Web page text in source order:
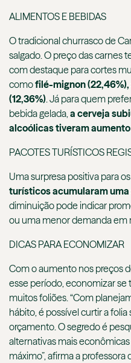
ALIMENTOS E BEBIDAS
O tradicional churrasco de
salgado. O preço das carnes
com destaque para cortes
comofilé-mignon
(12,36%). Já para quem
bebida gelada,a cerveja
alcoólicas tiveram aumento
PACOTES TURÍSTICOS
Uma surpresa positiva para
turísticos acumularam
diminuição pode indicar
ou uma menor demanda em
DICAS PARA ECONOMIZAR
Com o aumento nos preços
esse período, economizar
muitos foliões. “Com
hábito, é possível curtir a
orçamento. O segredo é
alternativas mais
máximo”, afirma a professora